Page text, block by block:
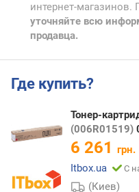
интернет-магазинов.
уточняйте всю
продавца.
Где купить?
Тонер-
(006R01519)
6 261 грн.
Itbox.ua
С
(Киев)